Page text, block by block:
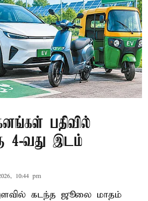
பதிவில்
4-வது இடம்
10:44 pm
கடந்த ஜூலை மாதம்